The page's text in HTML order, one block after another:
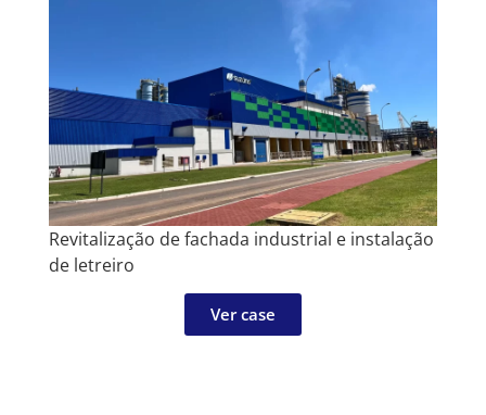
Revitalização de fachada industrial e instalação
de letreiro
Ver case